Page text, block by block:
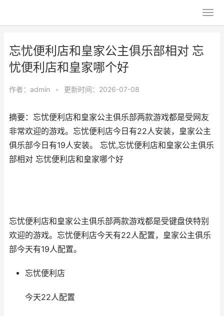
忘忧便利店和皇家公主俱乐部相对 忘
忧便利店和皇家哪个好
作者： admin • 更新时间：2026-07-08
摘要：忘忧便利店和皇家公主俱乐部两款游戏都是受网友
非常欢迎的游戏。忘忧便利店今日有22人安装，皇家公主
俱乐部今日有19人安装。 忘忧,忘忧便利店和皇家公主俱乐
部相对 忘忧便利店和皇家哪个好
忘忧便利店和皇家公主俱乐部两款游戏都是受键盘侠特别
欢迎的游戏。忘忧便利店今天有22人配置，皇家公主俱乐
部今天有19人配置。
忘忧便利店
今天22人配置